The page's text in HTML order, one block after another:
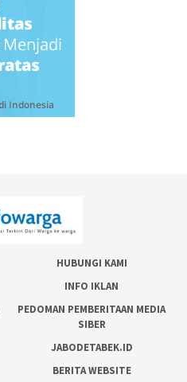
HUBUNGI KAMI
INFO IKLAN
PEDOMAN PEMBERITAAN MEDIA
SIBER
JABODETABEK.ID
BERITA WEBSITE